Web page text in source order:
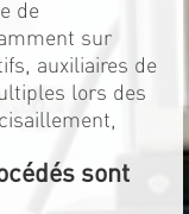
de
sur
auxiliaires de
lors des
sont